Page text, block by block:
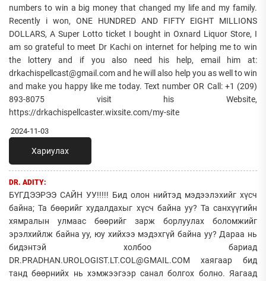
numbers to win a big money that changed my life and my family.
Recently i won, ONE HUNDRED AND FIFTY EIGHT MILLIONS
DOLLARS, A Super Lotto ticket I bought in Oxnard Liquor Store, I
am so grateful to meet Dr Kachi on internet for helping me to win
the lottery and if you also need his help, email him at:
drkachispellcast@gmail.com and he will also help you as well to win
and make you happy like me today. Text number OR Call: +1 (209)
893-8075 visit his Website,
https://drkachispellcaster.wixsite.com/my-site
2024-11-03
Хариулах
DR. ADITY:
БҮГДЭЭРЭЭ САЙН УУ!!!!! Бид олон нийтэд мэдээлэхийг хүсч
байна; Та бөөрийг худалдахыг хүсч байна уу? Та санхүүгийн
хямралын улмаас бөөрийг зарж борлуулах боломжийг
эрэлхийлж байна уу, юу хийхээ мэдэхгүй байна уу? Дараа нь
бидэнтэй холбоо бариад
DR.PRADHAN.UROLOGIST.LT.COL@GMAIL.COM хаягаар бид
танд бөөрнийх нь хэмжээгээр санал болгох болно. Яагаад